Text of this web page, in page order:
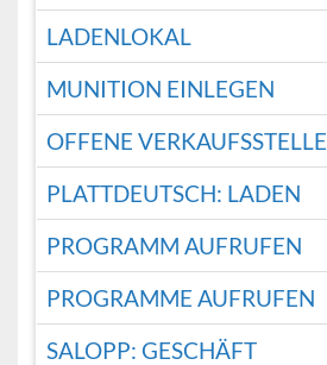
LADENLOKAL
MUNITION EINLEGEN
OFFENE VERKAUFSSTELLE
PLATTDEUTSCH: LADEN
PROGRAMM AUFRUFEN
PROGRAMME AUFRUFEN
SALOPP: GESCHÄFT